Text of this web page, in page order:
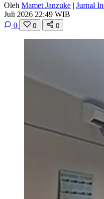
Oleh Mamet Janzuke | Jurnal
Juli 2026 22:49 WIB
0
0 0